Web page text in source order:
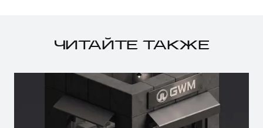
ЧИТАЙТЕ ТАКЖЕ